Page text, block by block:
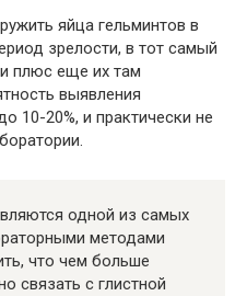
яйца гельминтов в
зрелости, в тот самый
плюс еще их там
выявления
10-20%, и практически не
одной из самых
методами
что чем больше
связать с глистной